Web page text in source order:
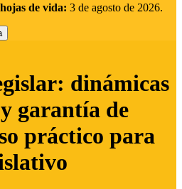
de vida: 3 de agosto de 2026.
dinámicas
garantía de
práctico para